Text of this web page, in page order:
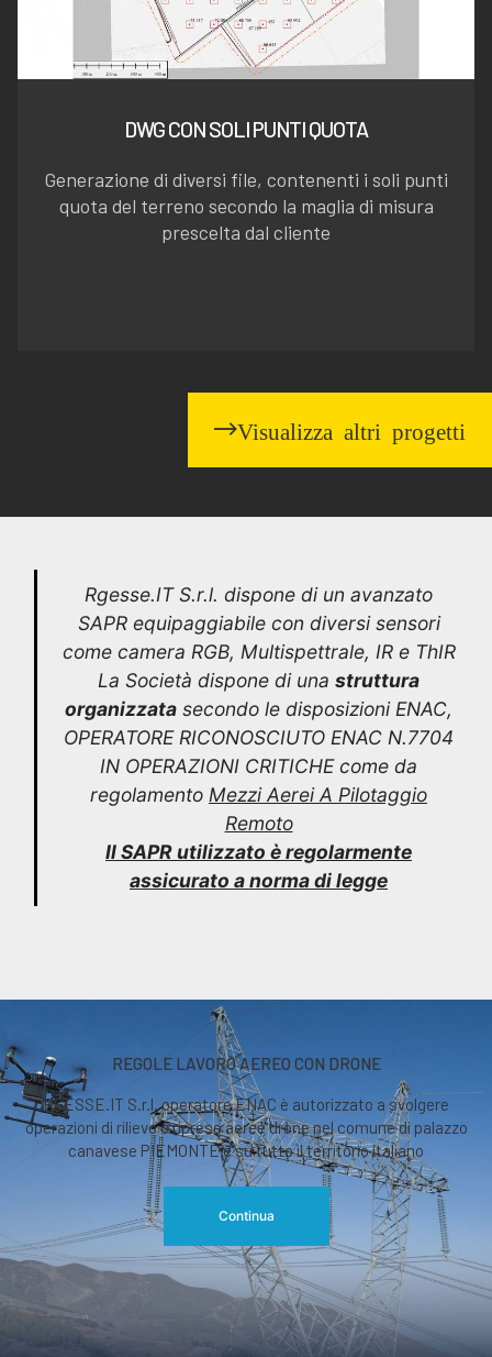
DWG CON SOLI PUNTI QUOTA
Generazione di diversi file, contenenti i soli punti
quota del terreno secondo la maglia di misura
prescelta dal cliente
Visualizza altri progetti
Rgesse.IT S.r.l. dispone di un avanzato
SAPR equipaggiabile con diversi sensori
come camera RGB, Multispettrale, IR e ThIR
La Società dispone di una struttura
organizzata secondo le disposizioni ENAC,
OPERATORE RICONOSCIUTO ENAC N.7704
IN OPERAZIONI CRITICHE come da
regolamento Mezzi Aerei A Pilotaggio
Remoto
Il SAPR utilizzato è regolarmente
assicurato a norma di legge
REGOLE LAVORO AEREO CON DRONE
RGESSE.IT S.r.l. operatore ENAC è autorizzato a svolgere
operazioni di rilievo o riprese aeree drone nel comune di palazzo
canavese PIEMONTE e su tutto il territorio italiano
Continua